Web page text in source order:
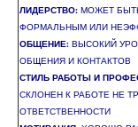
ЛИДЕРСТВО: МОЖЕТ
ФОРМАЛЬНЫМ ИЛИ
ОБЩЕНИЕ: ВЫСОКИЙ
ОБЩЕНИЯ И КОНТАКТОВ
СТИЛЬ РАБОТЫ И
СКЛОНЕН К РАБОТЕ НЕ
ОТВЕТСТВЕННОСТИ